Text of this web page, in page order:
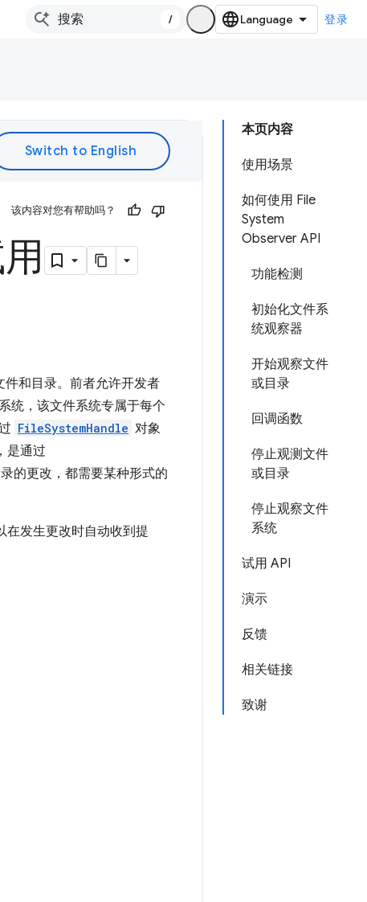
/ 登录
本页内容
使用场景
如何使用 File
System
Observer API
功能检测
初始化文件系
统观察器
开始观察文件
或目录
回调函数
停止观测文件
或目录
停止观察文件
系统
试用 API
演示
反馈
相关链接
致谢
该内容对您有帮助吗？
和目录。前者允许开发者
统，该文件系统专属于每个
FileSystemHandle 对象
是通过
的更改，都需要某种形式的
在发生更改时自动收到提